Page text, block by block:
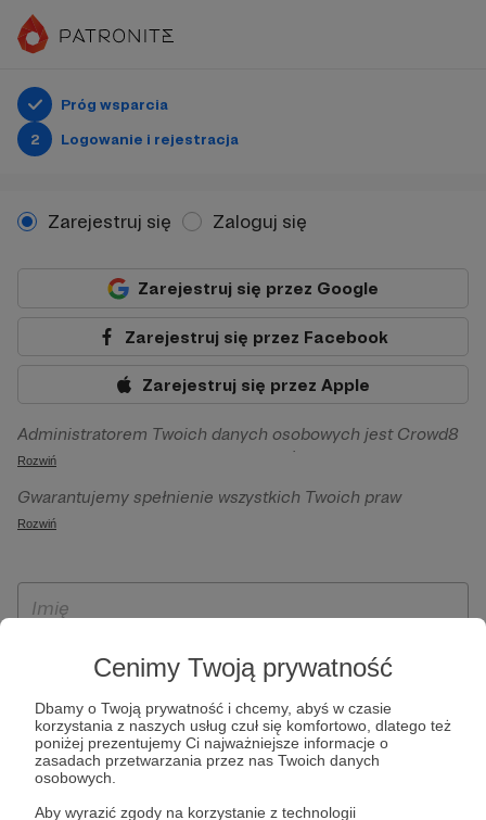
Cenimy Twoją prywatność
Dbamy o Twoją prywatność i chcemy, abyś w czasie
korzystania z naszych usług czuł się komfortowo, dlatego też
poniżej prezentujemy Ci najważniejsze informacje o
zasadach przetwarzania przez nas Twoich danych
osobowych.
Aby wyrazić zgody na korzystanie z technologii
Próg wsparcia
2
Logowanie i rejestracja
Zarejestruj się Zaloguj się
Zarejestruj się przez Google
Zarejestruj się przez Facebook
Zarejestruj się przez Apple
Administratorem Twoich danych osobowych jest Crowd8
sp. z o.o. z siedziba w Warszawie, ul. Żwirki i Wigury 16, 02-
092 Warszawa. Twoje dane osobowe będą przetwarzane w
szczególności w celu wykonania umowy zawartej z Tobą, w
Patronite.pl, w tym możliwości dokonywania oraz
otrzymywania wsparcia na naszej platformie oraz
Rozwiń
Gwarantujemy spełnienie wszystkich Twoich praw
wynikających z ogólnego rozporządzenia o ochronie
ich przenoszenia, niepodlegania zautomatyzowanemu
wyrażenia sprzeciwu wobec przetwarzania Twoich danych
osobowych. Rejestracja dla osób niepełnoletnich możliwa
jest po przekazaniu podpisanego formularza "Zgodna na
założenie konta przez osobę niepełnoletnią", formularz
dostępny jest na stronie regulaminu Patronite.pl.
Rozwiń